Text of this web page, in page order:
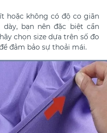
hoặc không có độ co giãn
dày, bạn nên đặc biệt cẩn
chọn size dựa trên số đo
đảm bảo sự thoải mái.